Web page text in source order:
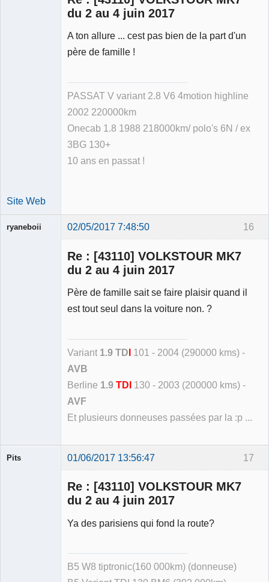
du 2 au 4 juin 2017
A ton allure ... cest pas bien de la part d'un
père de famille !
PASSAT V variant 2.8 V6 4motion highline
2002 220000km
Onecab 1.8 1988 218000km/ polo's 6N / ex
3BG 130+
10 ans en passat !
Site Web
16
ryaneboii 02/05/2017 7:48:50
Re : [43110] VOLKSTOUR MK7
du 2 au 4 juin 2017
Père de famille sait se faire plaisir quand il
est tout seul dans la voiture non. ?
Variant 1.9 TD 101 - 2004 (290000 kms) -
AVB
Berline 1.9 TDI 130 - 2003 (200000 kms) -
AVF
Et plusieurs donneuses passées par la :p ...
17
Pits 01/06/2017 13:56:47
Re : [43110] VOLKSTOUR MK7
du 2 au 4 juin 2017
Ya des parisiens qui fond la route?
B5 W8 tiptronic(160 000km) (donneuse)